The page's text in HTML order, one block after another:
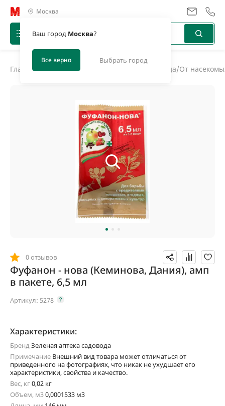
Москва
Ваш город Москва?
Все верно Выбрать город
Главная Средства защиты дома и сада/От
0 отзывов
Фуфанон - нова (Кеминова, Дания), амп
в пакете, 6,5 мл
Артикул: 5278
Характеристики:
БрендЗеленая аптека садовода
Примечание Внешний вид товара может отличаться от
приведенного на фотографиях, что никак не ухудшает его
характеристики, свойства и качество.
Вес, кг0,02 кг
Объем, м30,0001533 м3